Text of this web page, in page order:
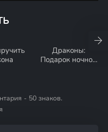
Драконы:
Подарок ночной
- 50 знаков.